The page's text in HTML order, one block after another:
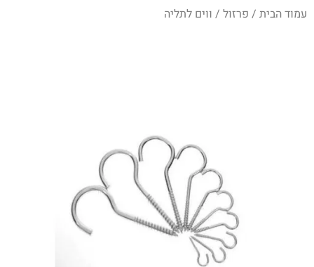
עמוד הבית / פרזול / ווים לתליה